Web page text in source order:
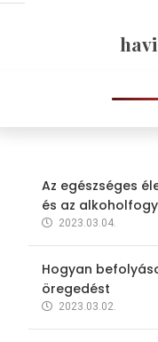
havi
Az egészséges
és az
2023.03.04.
Hogyan
öregedést
2023.03.02.